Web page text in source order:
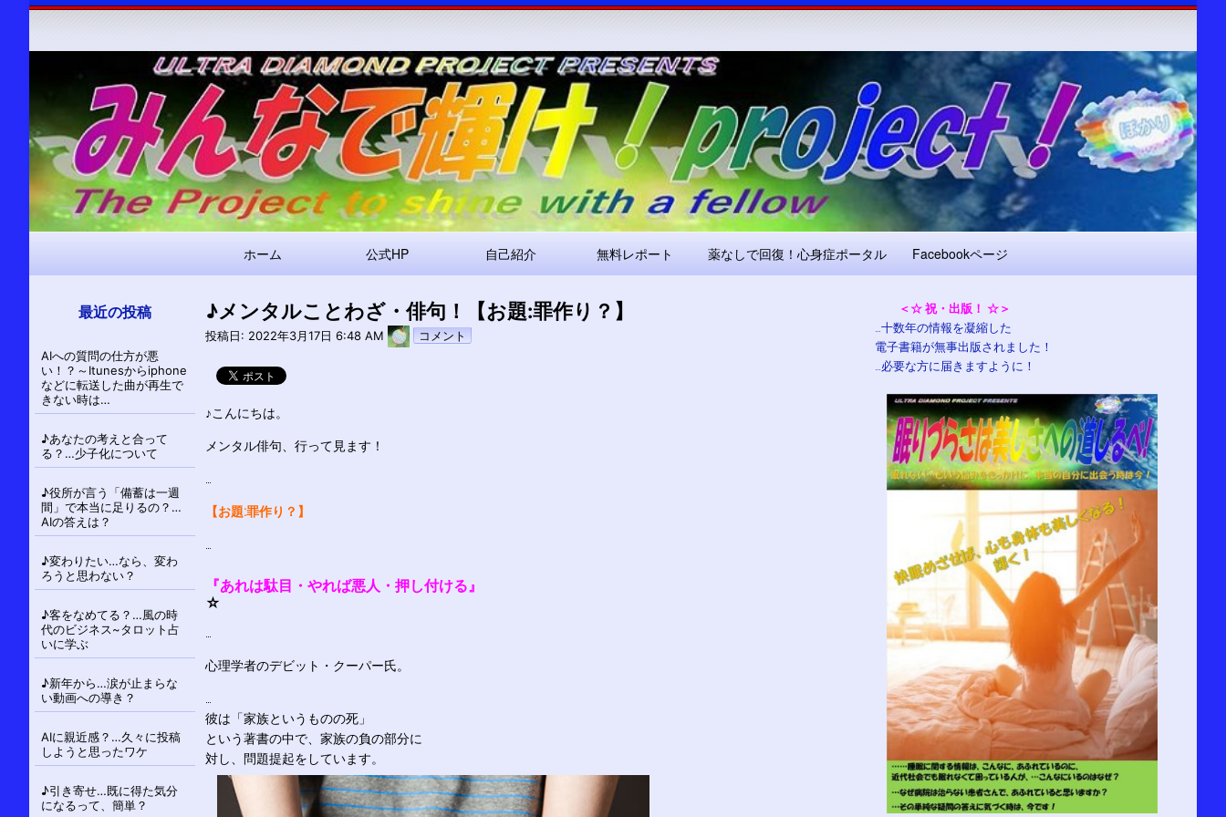
コ
ン
ツ
キ
ッ
プ
ゲ
ー
シ
ョ
ン
ホーム 公式HP 自己紹介 無料レポート 薬なしで回復！心身症ポータル Facebookページ
♪メンタルことわざ・俳句！【お題:罪作り？】
投稿日: 2022年3月17日 6:48 AM pokari7
コメント
♪こんにちは。
メンタル俳句、行って見ます！
…
【お題:罪作り？】
…
『あれは駄目・やれば悪人・押し付ける』
☆
心理学者のデビット・クーパー氏。
彼は「家族というものの死」
という著書の中で、家族の負の部分に
対し、問題提起をしています。
＜☆ 祝・出版！ ☆＞
…十数年の情報を凝縮した
電子書籍が無事出版されました！
…必要な方に届きますように！
最近の投稿
AIへの質問の仕方が悪
い！？～Itunesからiphone
などに転送した曲が再生で
きない時は…
♪あなたの考えと合って
る？…少子化について
♪役所が言う「備蓄は一週
間」で本当に足りるの？…
AIの答えは？
♪変わりたい…なら、変わ
ろうと思わない？
♪客をなめてる？…風の時
代のビジネス~タロット占
いに学ぶ
♪新年から…涙が止まらな
い動画への導き？
AIに親近感？…久々に投稿
しようと思ったワケ
♪引き寄せ…既に得た気分
になるって、簡単？